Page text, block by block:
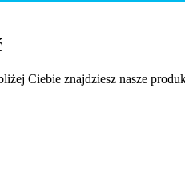
Ciebie znajdziesz nasze